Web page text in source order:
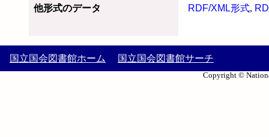
他形式のデータ RDF/XML形式,
国立国会図書館ホーム 国立国会図書館サーチ
Copyright ©